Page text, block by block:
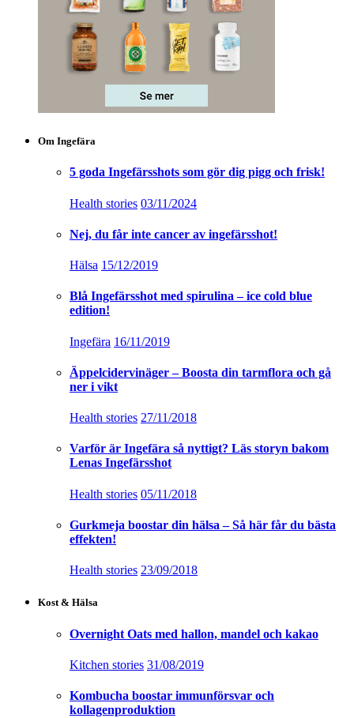
Om Ingefära
5 goda Ingefärsshots som gör dig pigg och frisk!
Health stories 03/11/2024
Nej, du får inte cancer av ingefärsshot!
Hälsa 15/12/2019
Blå Ingefärsshot med spirulina – ice cold blue
edition!
Ingefära 16/11/2019
Äppelcidervinäger – Boosta din tarmflora och gå
ner i vikt
Health stories 27/11/2018
Varför är Ingefära så nyttigt? Läs storyn bakom
Lenas Ingefärsshot
Health stories 05/11/2018
Gurkmeja boostar din hälsa – Så här får du bästa
effekten!
Health stories 23/09/2018
Kost & Hälsa
Overnight Oats med hallon, mandel och kakao
Kitchen stories 31/08/2019
Kombucha boostar immunförsvar och
kollagenproduktion